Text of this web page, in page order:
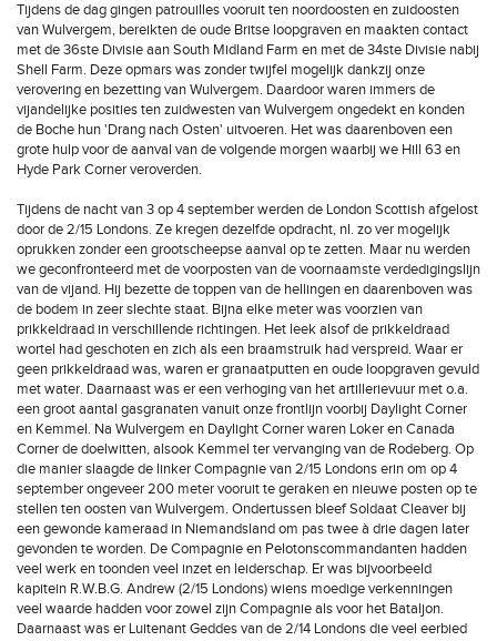
Tijdens de dag gingen patrouilles vooruit ten noordoosten en zuidoosten
van Wulvergem, bereikten de oude Britse loopgraven en maakten contact
met de 36ste Divisie aan South Midland Farm en met de 34ste Divisie nabij
Shell Farm. Deze opmars was zonder twijfel mogelijk dankzij onze
verovering en bezetting van Wulvergem. Daardoor waren immers de
vijandelijke posities ten zuidwesten van Wulvergem ongedekt en konden
de Boche hun 'Drang nach Osten' uitvoeren. Het was daarenboven een
grote hulp voor de aanval van de volgende morgen waarbij we Hill 63 en
Hyde Park Corner veroverden.
Tijdens de nacht van 3 op 4 september werden de London Scottish afgelost
door de 2/15 Londons. Ze kregen dezelfde opdracht, nl. zo ver mogelijk
oprukken zonder een grootscheepse aanval op te zetten. Maar nu werden
we geconfronteerd met de voorposten van de voornaamste verdedigingslijn
van de vijand. Hij bezette de toppen van de hellingen en daarenboven was
de bodem in zeer slechte staat. Bijna elke meter was voorzien van
prikkeldraad in verschillende richtingen. Het leek alsof de prikkeldraad
wortel had geschoten en zich als een braamstruik had verspreid. Waar er
geen prikkeldraad was, waren er granaatputten en oude loopgraven gevuld
met water. Daarnaast was er een verhoging van het artillerievuur met o.a.
een groot aantal gasgranaten vanuit onze frontlijn voorbij Daylight Corner
en Kemmel. Na Wulvergem en Daylight Corner waren Loker en Canada
Corner de doelwitten, alsook Kemmel ter vervanging van de Rodeberg. Op
die manier slaagde de linker Compagnie van 2/15 Londons erin om op 4
september ongeveer 200 meter vooruit te geraken en nieuwe posten op te
stellen ten oosten van Wulvergem. Ondertussen bleef Soldaat Cleaver bij
een gewonde kameraad in Niemandsland om pas twee à drie dagen later
gevonden te worden. De Compagnie en Pelotonscommandanten hadden
veel werk en toonden veel inzet en leiderschap. Er was bijvoorbeeld
kapitein R.W.B.G. Andrew (2/15 Londons) wiens moedige verkenningen
veel waarde hadden voor zowel zijn Compagnie als voor het Bataljon.
Daarnaast was er Luitenant Geddes van de 2/14 Londons die veel eerbied